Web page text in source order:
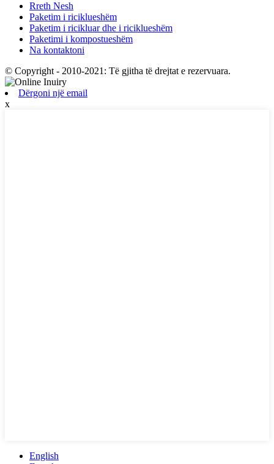
Rreth Nesh
Paketim i riciklueshëm
Paketim i ricikluar dhe i riciklueshëm
Paketimi i kompostueshëm
Na kontaktoni
© Copyright - 2010-2021: Të gjitha të drejtat e rezervuara.
Dërgoni një email
x
English